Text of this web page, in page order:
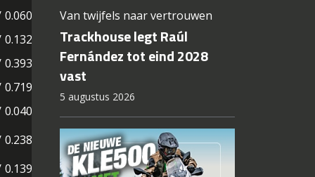
0.060
0.132
0.393
0.719
0.040
0.238
0.139
Van twijfels naar vertrouwen
Trackhouse legt Raúl
Fernández tot eind 2028
vast
5 augustus 2026